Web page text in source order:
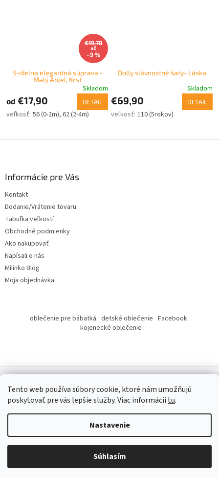
Tento web používa súbory cookie, ktoré nám umožňujú
poskytovať pre vás lepšie služby.Viac informáciítu.
Nastavenie
Súhlasím
€19,70
až
–9 %
3-dielna elegantná súprava -
Malý Anjel, Krst
Skladom
od €17,90 DETAIL
56 (0-2m) 62 (2-4m)
Dolly slávnostné šaty- Láska
Skladom
€69,90 DETAIL
110 (5rokov)
Informácie pre Vás
Kontakt
Dodanie/Vrátenie tovaru
Tabuľka veľkostí
Obchodné podmienky
Ako nakupovať
Napísali o nás
Milinko Blog
Moja objednávka
oblečenie pre bábätká detské oblečenie Facebook
kojenecké oblečenie